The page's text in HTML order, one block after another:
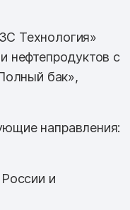
Технология»
нефтепродуктов с
бак»,
направления:
и